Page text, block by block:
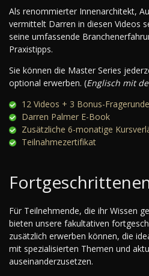
Als renommierter Innenarchitekt,
vermittelt Darren in diesen Videos
seine umfassende
Praxistipps.
Sie können die Master Series
optional erwerben. (Englisch mit
12 Videos + 3 Bonus-
Darren Palmer E-Book
Zusätzliche 6-monatige
Teilnahmezertifikat
Für Teilnehmende, die ihr Wissen
bieten unsere fakultativen
zusätzlich erwerben können, die
mit spezialisierten Themen und
auseinanderzusetzen.